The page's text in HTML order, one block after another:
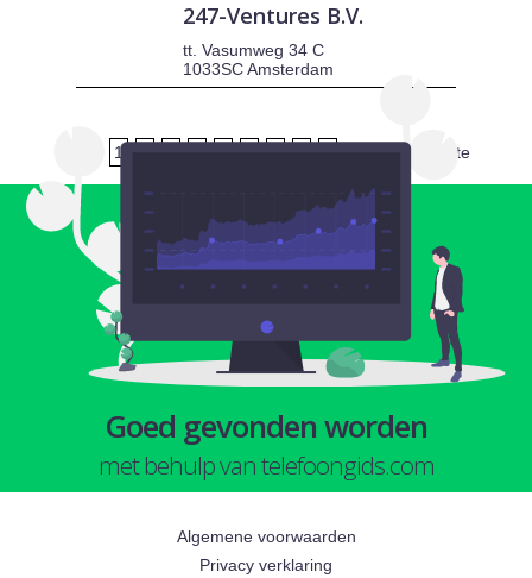
247-Ventures B.V.
tt. Vasumweg 34 C
1033SC Amsterdam
1 volgende laatste
Goed gevonden worden
met behulp van telefoongids.com
Algemene voorwaarden
Privacy verklaring